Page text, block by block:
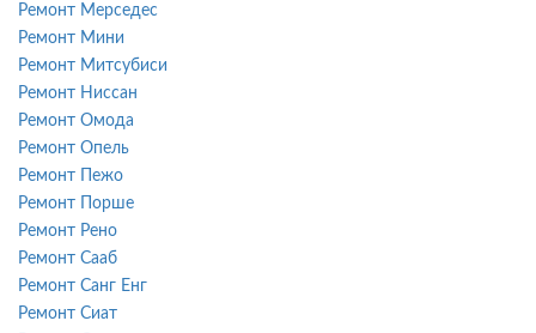
Ремонт Мерседес
Ремонт Мини
Ремонт Митсубиси
Ремонт Ниссан
Ремонт Омода
Ремонт Опель
Ремонт Пежо
Ремонт Порше
Ремонт Рено
Ремонт Сааб
Ремонт Санг Енг
Ремонт Сиат